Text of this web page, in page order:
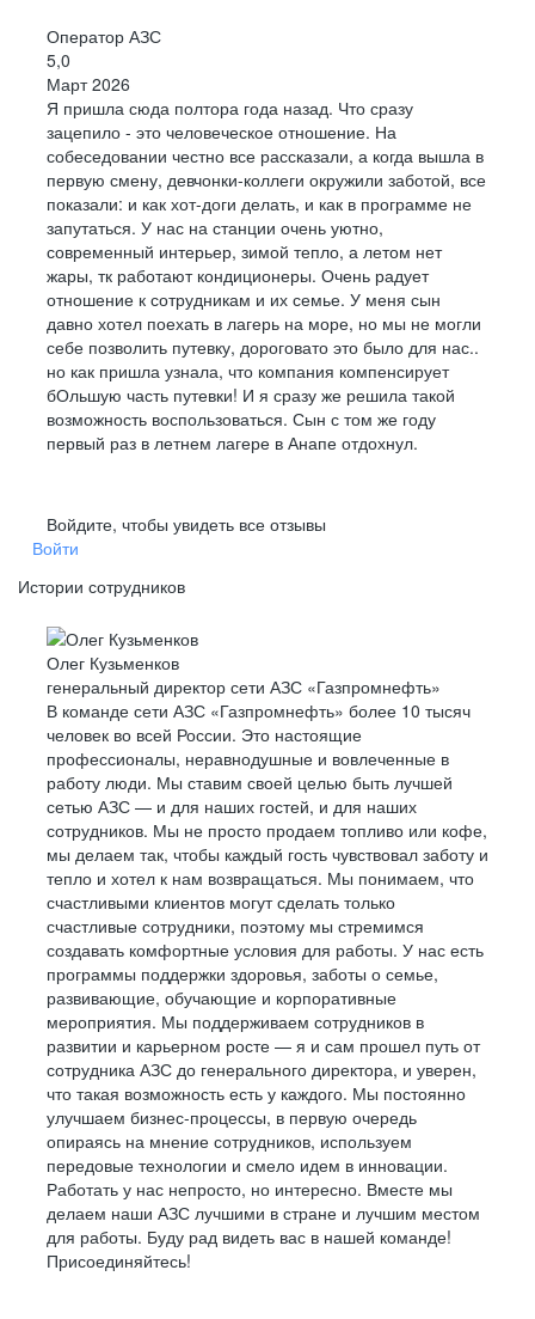
Оператор АЗС
5,0
Март 2026
Я пришла сюда полтора года назад. Что сразу
зацепило - это человеческое отношение. На
собеседовании честно все рассказали, а когда вышла в
первую смену, девчонки-коллеги окружили заботой, все
показали: и как хот-доги делать, и как в программе не
запутаться. У нас на станции очень уютно,
современный интерьер, зимой тепло, а летом нет
жары, тк работают кондиционеры. Очень радует
отношение к сотрудникам и их семье. У меня сын
давно хотел поехать в лагерь на море, но мы не могли
себе позволить путевку, дороговато это было для нас..
но как пришла узнала, что компания компенсирует
бОльшую часть путевки! И я сразу же решила такой
возможность воспользоваться. Сын с том же году
первый раз в летнем лагере в Анапе отдохнул.
Войдите, чтобы увидеть все отзывы
Войти
Истории сотрудников
Олег Кузьменков
генеральный директор сети АЗС «Газпромнефть»
В команде сети АЗС «Газпромнефть» более 10 тысяч
человек во всей России. Это настоящие
профессионалы, неравнодушные и вовлеченные в
работу люди. Мы ставим своей целью быть лучшей
сетью АЗС — и для наших гостей, и для наших
сотрудников. Мы не просто продаем топливо или кофе,
мы делаем так, чтобы каждый гость чувствовал заботу и
тепло и хотел к нам возвращаться. Мы понимаем, что
счастливыми клиентов могут сделать только
счастливые сотрудники, поэтому мы стремимся
создавать комфортные условия для работы. У нас есть
программы поддержки здоровья, заботы о семье,
развивающие, обучающие и корпоративные
мероприятия. Мы поддерживаем сотрудников в
развитии и карьерном росте — я и сам прошел путь от
сотрудника АЗС до генерального директора, и уверен,
что такая возможность есть у каждого. Мы постоянно
улучшаем бизнес-процессы, в первую очередь
опираясь на мнение сотрудников, используем
передовые технологии и смело идем в инновации.
Работать у нас непросто, но интересно. Вместе мы
делаем наши АЗС лучшими в стране и лучшим местом
для работы. Буду рад видеть вас в нашей команде!
Присоединяйтесь!